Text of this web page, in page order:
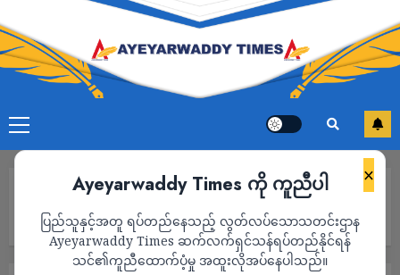
×
Ayeyarwaddy Times ကို ကူညီပါ
ပြည်သူနှင့်အတူ ရပ်တည်နေသည့် လွတ်လပ်သောသတင်းဌာန
Ayeyarwaddy Times ဆက်လက်ရှင်သန်ရပ်တည်နိုင်ရန်
သင်၏ကူညီထောက်ပံ့မှု အထူးလိုအပ်နေပါသည်။
အရေးယူဖို့ အချိန်ကျပြီ